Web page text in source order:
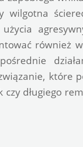
wilgotna
również
które
długiego